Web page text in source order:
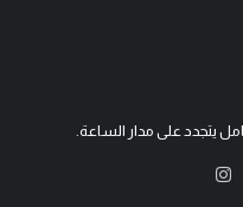
يتجدد على مدار الساعة.